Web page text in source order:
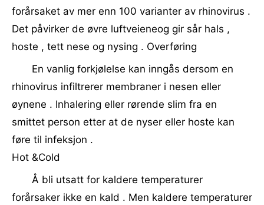
forårsaket av mer enn 100 varianter av rhinovirus .
Det påvirker de øvre luftveieneog gir sår hals ,
hoste , tett nese og nysing . Overføring
En vanlig forkjølelse kan inngås dersom en
rhinovirus infiltrerer membraner i nesen eller
øynene . Inhalering eller rørende slim fra en
smittet person etter at de nyser eller hoste kan
føre til infeksjon .
Hot &Cold
Å bli utsatt for kaldere temperaturer
forårsaker ikke en kald . Men kaldere temperaturer